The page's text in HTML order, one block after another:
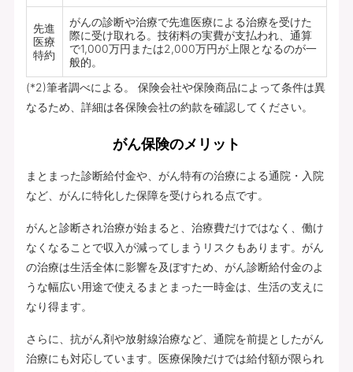
先進
医療
特約
がんの診断や治療で先進医療による治療を受けた
際に受け取れる。技術料の実費が支払われ、通算
で1,000万円または2,000万円が上限となるのが一
般的。
(*2)筆者調べによる。 保険会社や保険商品によって条件は異
なるため、詳細は各保険会社の約款を確認してください。
がん保険のメリット
まとまった診断給付金や、がん特有の治療による通院・入院
など、がんに特化した保障を受けられる点です。
がんと診断され治療が始まると、治療費だけではなく、働け
なくなることで収入が減ってしまうリスクもあります。がん
の治療は生活全体に影響を及ぼすため、がん診断給付金のよ
うな幅広い用途で使えるまとまった一時金は、生活の支えに
なり得ます。
さらに、抗がん剤や放射線治療など、通院を前提としたがん
治療にも対応しています。医療保険だけでは給付額が限られ